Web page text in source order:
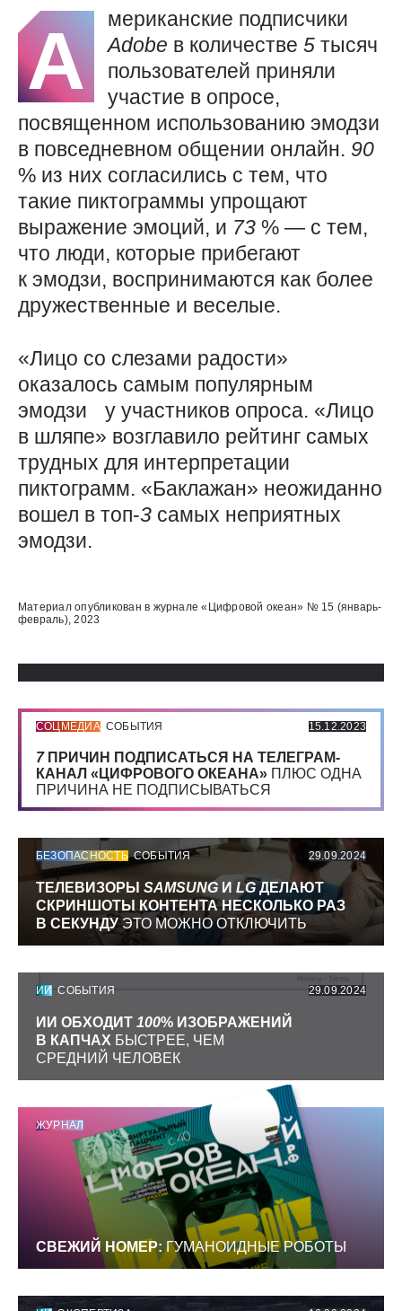
А
мериканские подписчики
Adobe в количестве 5 тысяч
пользователей приняли
участие в опросе,
посвященном использованию эмодзи
в повседневном общении онлайн. 90
% из них согласились с тем, что
такие пиктограммы упрощают
выражение эмоций, и 73 % — с тем,
что люди, которые прибегают
к эмодзи, воспринимаются как более
дружественные и веселые.
«Лицо со слезами радости»
оказалось самым популярным
эмодзи у участников опроса. «Лицо
в шляпе» возглавило рейтинг самых
трудных для интерпретации
пиктограмм. «Баклажан» неожиданно
вошел в топ-3 самых неприятных
эмодзи.
Использованные источники:
Материал опубликован в журнале «Цифровой океан» № 15 (январь-
февраль), 2023
СОЦМЕДИА СОБЫТИЯ 15.12.2023
7 ПРИЧИН ПОДПИСАТЬСЯ НА ТЕЛЕГРАМ-
КАНАЛ «ЦИФРОВОГО ОКЕАНА» ПЛЮС ОДНА
ПРИЧИНА НЕ ПОДПИСЫВАТЬСЯ
БЕЗОПАСНОСТЬ СОБЫТИЯ 29.09.2024
ТЕЛЕВИЗОРЫ SAMSUNG И LGДЕЛАЮТ
СКРИНШОТЫ КОНТЕНТА НЕСКОЛЬКО РАЗ
В СЕКУНДУЭТО МОЖНО ОТКЛЮЧИТЬ
ИИ СОБЫТИЯ 29.09.2024
ИИ ОБХОДИТ 100% ИЗОБРАЖЕНИЙ
В КАПЧАХ БЫСТРЕЕ, ЧЕМ
СРЕДНИЙ ЧЕЛОВЕК
ЖУРНАЛ
СВЕЖИЙ НОМЕР: ГУМАНОИДНЫЕ РОБОТЫ